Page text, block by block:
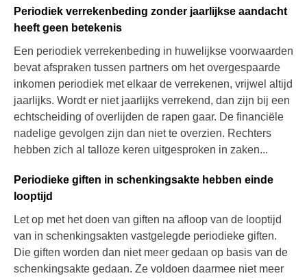
Periodiek verrekenbeding zonder jaarlijkse aandacht
heeft geen betekenis
Een periodiek verrekenbeding in huwelijkse voorwaarden
bevat afspraken tussen partners om het overgespaarde
inkomen periodiek met elkaar de verrekenen, vrijwel altijd
jaarlijks. Wordt er niet jaarlijks verrekend, dan zijn bij een
echtscheiding of overlijden de rapen gaar. De financiële
nadelige gevolgen zijn dan niet te overzien. Rechters
hebben zich al talloze keren uitgesproken in zaken...
Periodieke giften in schenkingsakte hebben einde
looptijd
Let op met het doen van giften na afloop van de looptijd
van in schenkingsakten vastgelegde periodieke giften.
Die giften worden dan niet meer gedaan op basis van de
schenkingsakte gedaan. Ze voldoen daarmee niet meer